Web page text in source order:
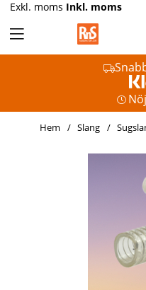
Exkl. moms Inkl. moms
Hem Slang